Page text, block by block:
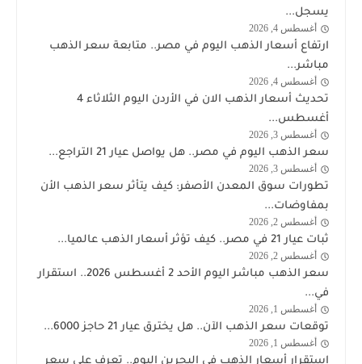
يسجل...
اخبار
أغسطس 4, 2026
ارتفاع أسعار الذهب اليوم في مصر.. متابعة سعر الذهب
مباشر...
اخبار
أغسطس 4, 2026
تحديث أسعار الذهب الان في الأردن اليوم الثلاثاء 4
أغسطس...
اخبار
الذهب
أغسطس 3, 2026
سعر الذهب اليوم في مصر.. هل يواصل عيار 21 التراجع...
اخبار
أغسطس 3, 2026
تطورات سوق المعدن الأصفر: كيف يتأثر سعر الذهب الأن
بمفاوضات...
الذهب
أغسطس 2, 2026
ثبات عيار 21 في مصر.. كيف تؤثر أسعار الذهب عالميا...
اخبار
أغسطس 2, 2026
سعر الذهب مباشر اليوم الأحد 2 أغسطس 2026.. استقرار
في...
اخبار
الذهب
أغسطس 1, 2026
توقعات سعر الذهب الآن.. هل يخترق عيار 21 حاجز 6000...
اخبار
أغسطس 1, 2026
استقرار أسعار الذهب في البحرين اليوم.. تعرف على سعر